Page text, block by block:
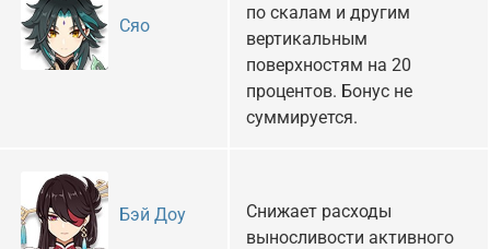
Сяо
по скалам и другим
вертикальным
поверхностям на 20
процентов. Бонус не
суммируется.
Бэй Доу
Снижает расходы
выносливости активного